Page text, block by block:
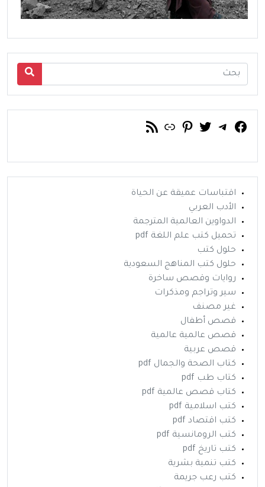
فيسبوك
تيليجرام
تويتربينتريست
رابطخلاصة RSS
اقتباسات عميقة عن الحياة
الأدب العربي
الدواوين العالمية المترجمة
تحميل كتب علم اللغة pdf
حلول كتب
حلول كتب المناهج السعودية
روايات وقصص ساخرة
سير وتراجم ومذكرات
غير مصنف
قصص أطفال
قصص عالمية عالمية
قصص عربية
كتاب الصحة والجمال pdf
كتاب طب pdf
كتاب قصص عالمية pdf
كتب اسلامية pdf
كتب اقتصاد pdf
كتب الرومانسية pdf
كتب تاريخ pdf
كتب تنمية بشرية
كتب رعب جريمة